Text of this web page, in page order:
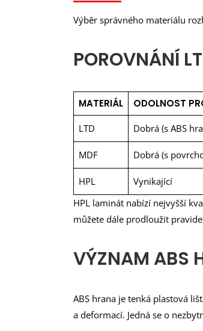
Výběr správného materiálu
POROVNÁNÍ
MATERIÁL ODOLNOST
LTD Dobrá (s ABS
MDF Dobrá (s
HPL Vynikající
HPL laminát nabízí nejvyšší
můžete dále prodloužit
VÝZNAM ABS
ABS hrana je tenká plastová
a deformací. Jedná se o